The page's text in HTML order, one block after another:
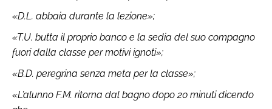
«D.L. abbaia durante la lezione»;
«T.U. butta il proprio banco e la sedia del suo compagno
fuori dalla classe per motivi ignoti»;
«B.D. peregrina senza meta per la classe»;
«L’alunno F.M. ritorna dal bagno dopo 20 minuti dicendo